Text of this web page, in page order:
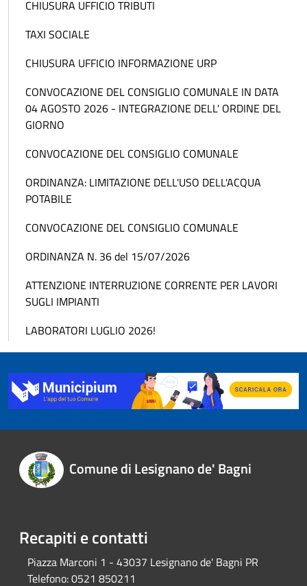
CHIUSURA UFFICIO TRIBUTI
TAXI SOCIALE
CHIUSURA UFFICIO INFORMAZIONE URP
CONVOCAZIONE DEL CONSIGLIO COMUNALE IN DATA
04 AGOSTO 2026 - INTEGRAZIONE DELL' ORDINE DEL
GIORNO
CONVOCAZIONE DEL CONSIGLIO COMUNALE
ORDINANZA: LIMITAZIONE DELL'USO DELL'ACQUA
POTABILE
CONVOCAZIONE DEL CONSIGLIO COMUNALE
ORDINANZA N. 36 del 15/07/2026
ATTENZIONE INTERRUZIONE CORRENTE PER LAVORI
SUGLI IMPIANTI
LABORATORI LUGLIO 2026!
Comune di Lesignano de' Bagni
Recapiti e contatti
Piazza Marconi 1 - 43037 Lesignano de' Bagni PR
Telefono:0521 850211